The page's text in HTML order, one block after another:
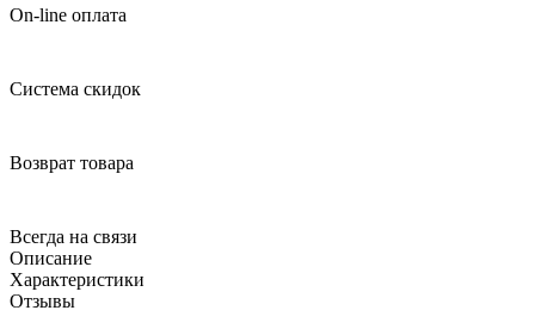
On-line оплата
Система скидок
Возврат товара
Всегда на связи
Описание
Характеристики
Отзывы